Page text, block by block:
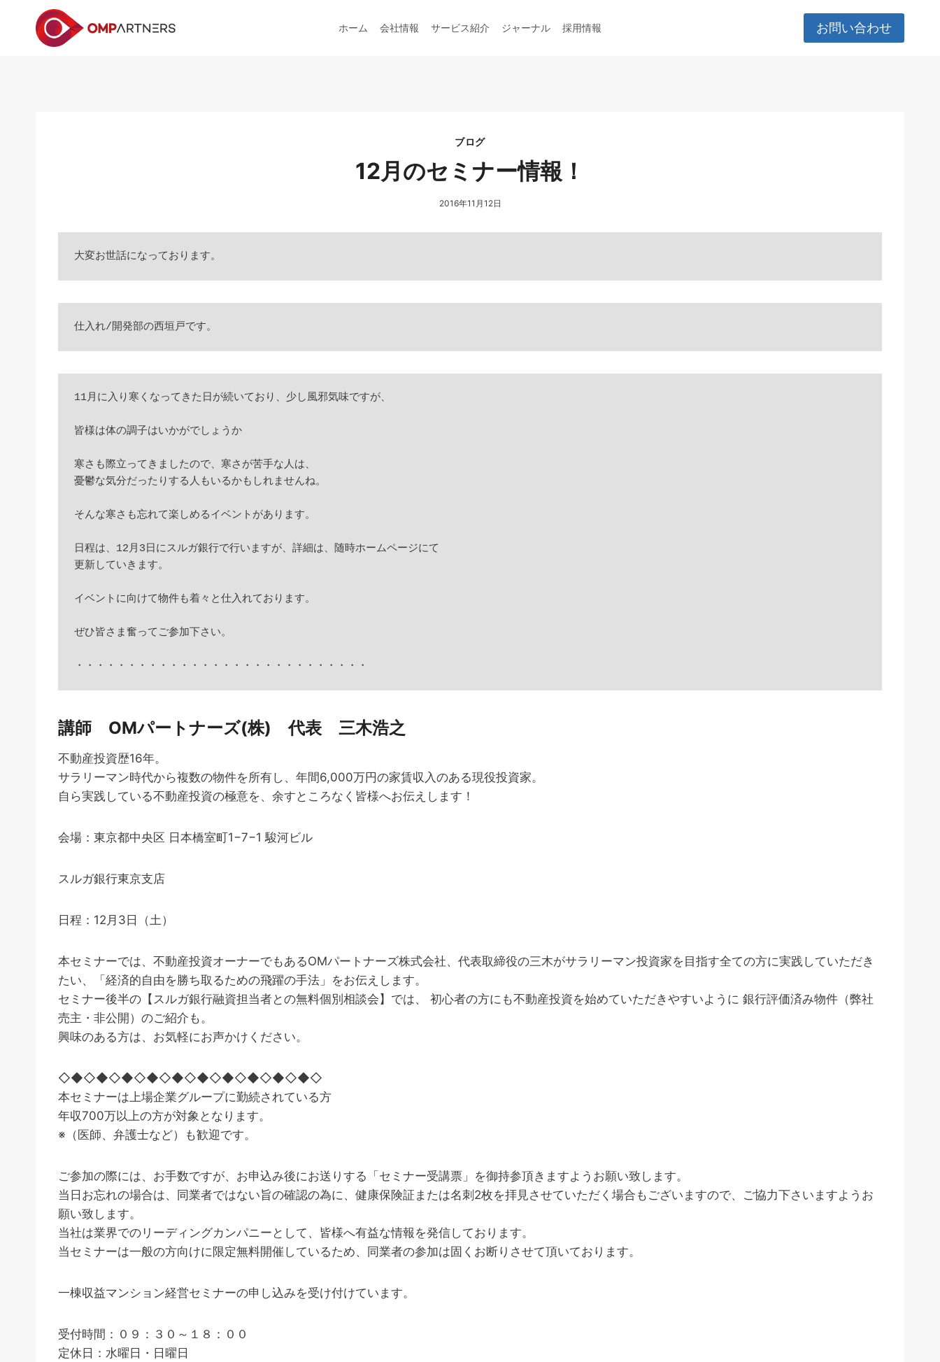
ホーム 会社情報 サービス紹介 ジャーナル 採用情報 お問い合わせ
ブログ
12月のセミナー情報！
2016年11月12日
仕入れ/開発部の西垣戸です。
11月に入り寒くなってきた日が続いており、少し風邪気味ですが、
皆様は体の調子はいかがでしょうか
寒さも際立ってきましたので、寒さが苦手な人は、
憂鬱な気分だったりする人もいるかもしれませんね。
そんな寒さも忘れて楽しめるイベントがあります。
日程は、12月3日にスルガ銀行で行いますが、詳細は、随時ホームページにて
更新していきます。
イベントに向けて物件も着々と仕入れております。
ぜひ皆さま奮ってご参加下さい。
講師 OMパートナーズ(株) 代表 三木浩之
不動産投資歴16年。
サラリーマン時代から複数の物件を所有し、年間6,000万円の家賃収入のある現役投資家。
自ら実践している不動産投資の極意を、余すところなく皆様へお伝えします！
会場：東京都中央区 日本橋室町1−7−1 駿河ビル
スルガ銀行東京支店
日程：12月3日（土）
本セミナーでは、不動産投資オーナーでもあるOMパートナーズ株式会社、代表取締役の三木がサラリーマン投資家を目指す全ての方に実践していただき
たい、「経済的自由を勝ち取るための飛躍の手法」をお伝えします。
セミナー後半の【スルガ銀行融資担当者との無料個別相談会】では、 初心者の方にも不動産投資を始めていただきやすいように 銀行評価済み物件（弊社
売主・非公開）のご紹介も。
興味のある方は、お気軽にお声かけください。
◇◆◇◆◇◆◇◆◇◆◇◆◇◆◇◆◇◆◇◆◇
本セミナーは上場企業グループに勤続されている方
年収700万以上の方が対象となります。
※（医師、弁護士など）も歓迎です。
ご参加の際には、お手数ですが、お申込み後にお送りする「セミナー受講票」を御持参頂きますようお願い致します。
当日お忘れの場合は、同業者ではない旨の確認の為に、健康保険証または名刺2枚を拝見させていただく場合もございますので、ご協力下さいますようお
願い致します。
当社は業界でのリーディングカンパニーとして、皆様へ有益な情報を発信しております。
当セミナーは一般の方向けに限定無料開催しているため、同業者の参加は固くお断りさせて頂いております。
一棟収益マンション経営セミナーの申し込みを受け付けています。
受付時間：０９：３０～１８：００
定休日：水曜日・日曜日